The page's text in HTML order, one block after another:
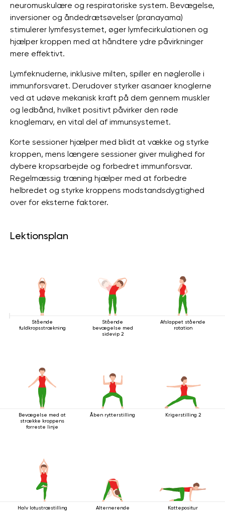
neuromuskulære og respiratoriske system. Bevægelse,
inversioner og åndedrætsøvelser (pranayama)
stimulerer lymfesystemet, øger lymfecirkulationen og
hjælper kroppen med at håndtere ydre påvirkninger
mere effektivt.
Lymfeknuderne, inklusive milten, spiller en nøglerolle i
immunforsvaret. Derudover styrker asanaer knoglerne
ved at udøve mekanisk kraft på dem gennem muskler
og ledbånd, hvilket positivt påvirker den røde
knoglemarv, en vital del af immunsystemet.
Korte sessioner hjælper med blidt at vække og styrke
kroppen, mens længere sessioner giver mulighed for
dybere kropsarbejde og forbedret immunforsvar.
Regelmæssig træning hjælper med at forbedre
helbredet og styrke kroppens modstandsdygtighed
over for eksterne faktorer.
Lektionsplan
Stående
fuldkropsstrækning
Stående
bevægelse med
sidevip 2
Afslappet stående
rotation
Bevægelse med at
strække kroppens
forreste linje
Åben rytterstilling Krigerstilling 2
Halv lotustræstilling
Alternerende
Kattepositur